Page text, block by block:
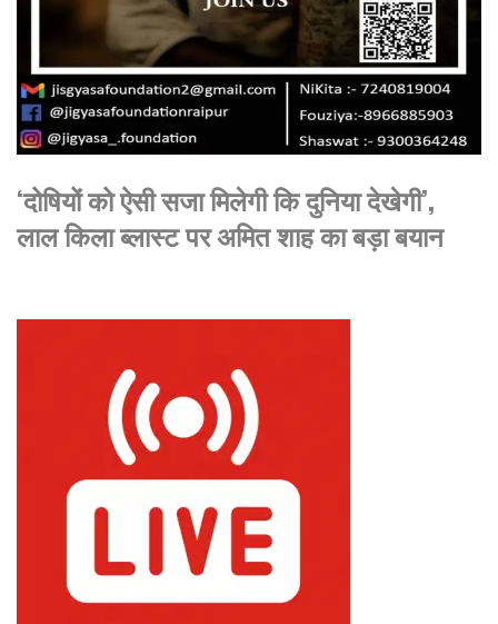
‘दोषियों को ऐसी सजा मिलेगी कि दुनिया देखेगी’,
लाल किला ब्लास्ट पर अमित शाह का बड़ा बयान